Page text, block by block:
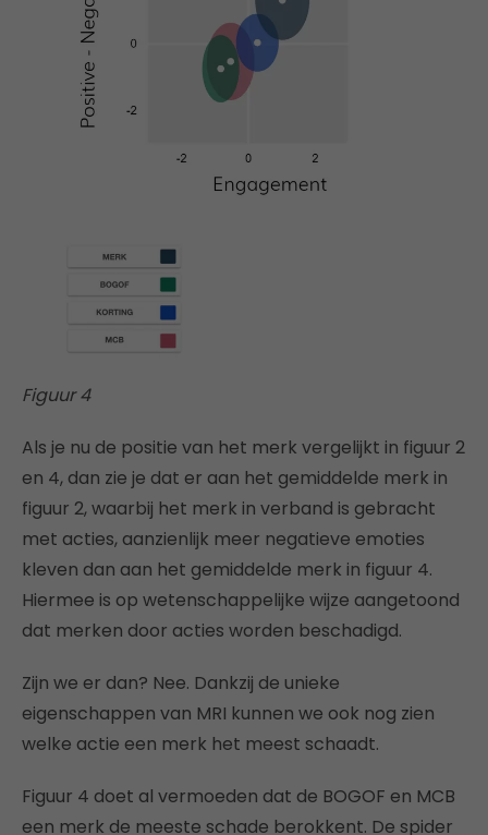
Figuur 4
Als je nu de positie van het merk vergelijkt in figuur 2
en 4, dan zie je dat er aan het gemiddelde merk in
figuur 2, waarbij het merk in verband is gebracht
met acties, aanzienlijk meer negatieve emoties
kleven dan aan het gemiddelde merk in figuur 4.
Hiermee is op wetenschappelijke wijze aangetoond
dat merken door acties worden beschadigd.
Zijn we er dan? Nee. Dankzij de unieke
eigenschappen van MRI kunnen we ook nog zien
welke actie een merk het meest schaadt.
Figuur 4 doet al vermoeden dat de BOGOF en MCB
een merk de meeste schade berokkent. De spider